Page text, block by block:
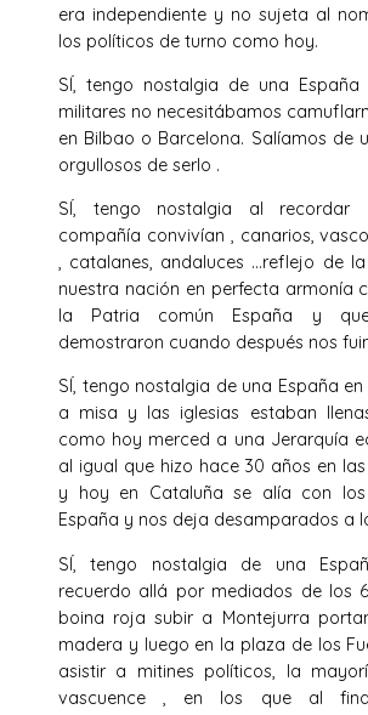
era independiente y no sujeta al
los políticos de turno como hoy.
SÍ, tengo nostalgia de una
militares no necesitábamos
en Bilbao o Barcelona. Salíamos de
orgullosos de serlo .
SÍ, tengo nostalgia al recordar
compañía convivían , canarios,
, catalanes, andaluces …reflejo de
nuestra nación en perfecta armonía
la Patria común España y
demostraron cuando después nos
SÍ, tengo nostalgia de una España
a misa y las iglesias estaban
como hoy merced a una Jerarquía
al igual que hizo hace 30 años en
y hoy en Cataluña se alía con
España y nos deja desamparados a
SÍ, tengo nostalgia de una
recuerdo allá por mediados de los
boina roja subir a Montejurra
madera y luego en la plaza de los
asistir a mitines políticos, la
vascuence , en los que al